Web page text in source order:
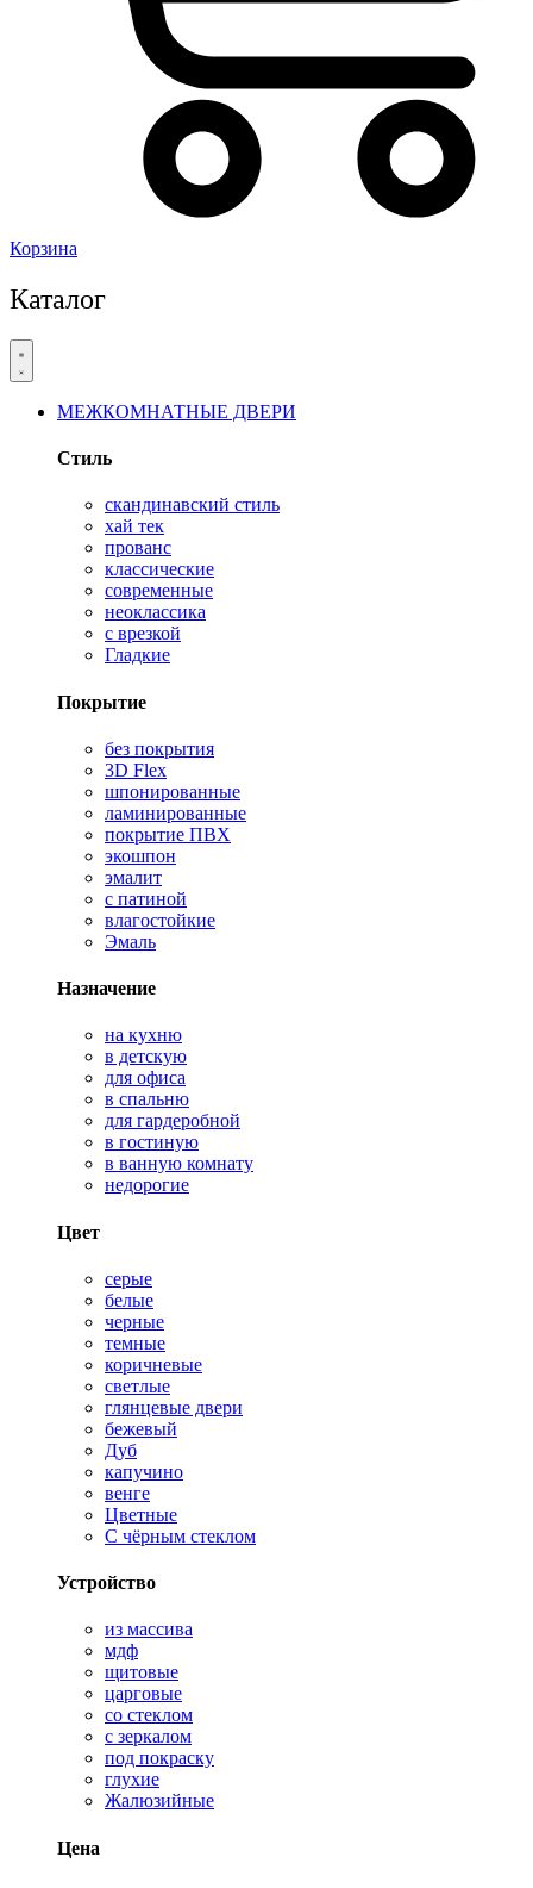
Корзина
Каталог
МЕЖКОМНАТНЫЕ ДВЕРИ
Стиль
скандинавский стиль
хай тек
прованс
классические
современные
неоклассика
с врезкой
Гладкие
Покрытие
без покрытия
3D Flex
шпонированные
ламинированные
покрытие ПВХ
экошпон
эмалит
с патиной
влагостойкие
Эмаль
Назначение
на кухню
в детскую
для офиса
в спальню
для гардеробной
в гостиную
в ванную комнату
недорогие
Цвет
серые
белые
черные
темные
коричневые
светлые
глянцевые двери
бежевый
Дуб
капучино
венге
Цветные
С чёрным стеклом
Устройство
из массива
мдф
щитовые
царговые
со стеклом
с зеркалом
под покраску
глухие
Жалюзийные
Цена